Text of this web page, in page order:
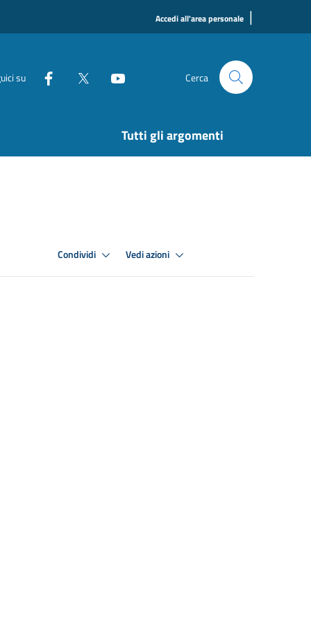
Accedi all'area personale |
su Cerca
Tutti gli argomenti
Condividi Vedi azioni